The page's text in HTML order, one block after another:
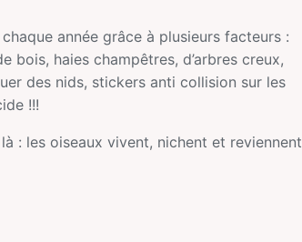
année grâce à plusieurs facteurs :
bois, haies champêtres, d’arbres creux,
des nids, stickers anti collision sur les
!!!
: les oiseaux vivent, nichent et reviennent